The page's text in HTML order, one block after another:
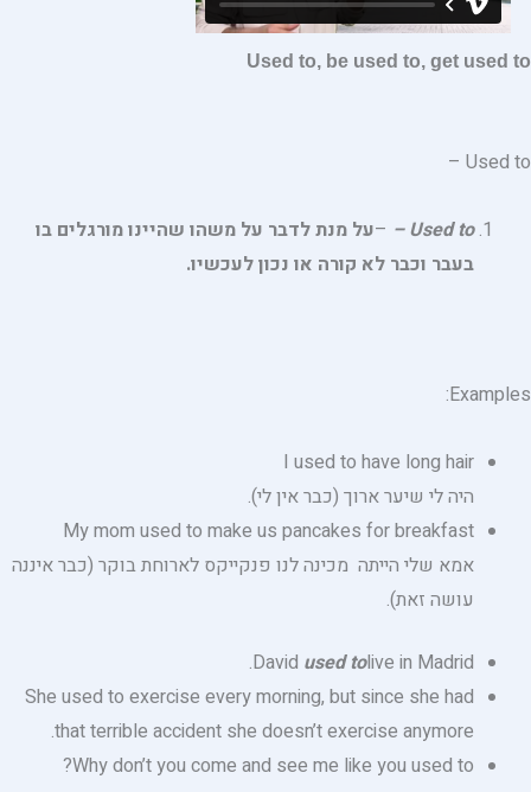
Used to, be used to, get used to
Used to –
Used to
–
–על מנת לדבר על משהו שהיינו מורגלים בו
בעבר וכבר לא קורה או נכון לעכשיו.
Examples:
I used to have long hair
היה לי שיער ארוך (כבר אין לי).
My mom used to make us pancakes for breakfast
אמא שלי הייתה מכינה לנו פנקייקס לארוחת בוקר (כבר איננה
עושה זאת).
David used tolive in Madrid.
She used to exercise every morning, but since she had
that terrible accident she doesn’t exercise anymore.
Why don’t you come and see me like you used to?